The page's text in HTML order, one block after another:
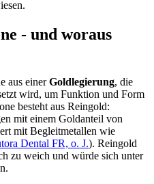
- und woraus
aus einerGoldlegierung, die
wird, um Funktion und Form
besteht aus Reingold:
mit einem Goldanteil von
mit Begleitmetallen wie
Dental FR, o. J.). Reingold
zu weich und würde sich unter